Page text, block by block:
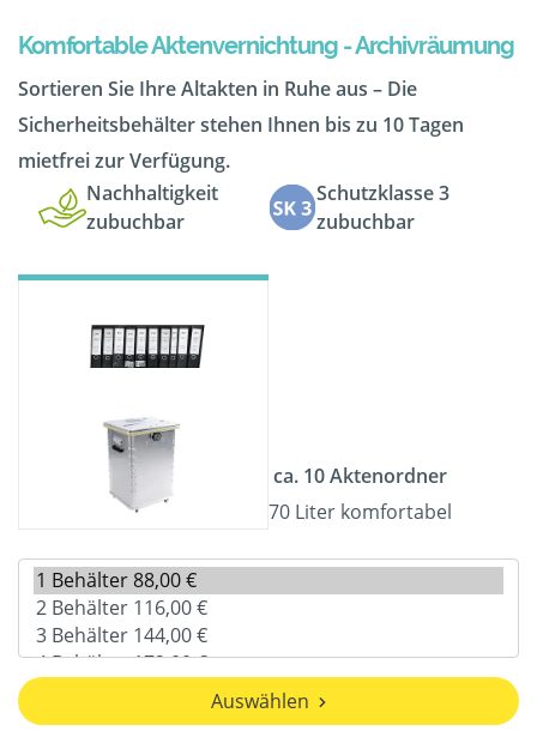
Komfortable Aktenvernichtung - Archivräumung
Sortieren Sie Ihre Altakten in Ruhe aus – Die
Sicherheitsbehälter stehen Ihnen bis zu 10 Tagen
mietfrei zur Verfügung.
Nachhaltigkeit
zubuchbar
Schutzklasse 3
zubuchbar
ca. 10 Aktenordner
70 Liter komfortabel
Auswählen